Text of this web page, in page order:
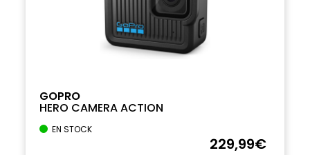
GOPRO
HERO CAMERA ACTION
EN STOCK
229,99€